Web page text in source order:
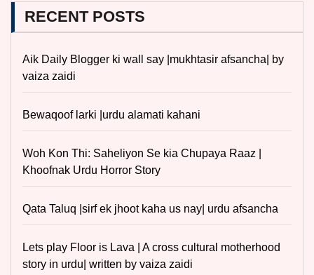
RECENT POSTS
Aik Daily Blogger ki wall say |mukhtasir afsancha| by
vaiza zaidi
Bewaqoof larki |urdu alamati kahani
Woh Kon Thi: Saheliyon Se kia Chupaya Raaz |
Khoofnak Urdu Horror Story
Qata Taluq |sirf ek jhoot kaha us nay| urdu afsancha
Lets play Floor is Lava | A cross cultural motherhood
story in urdu| written by vaiza zaidi